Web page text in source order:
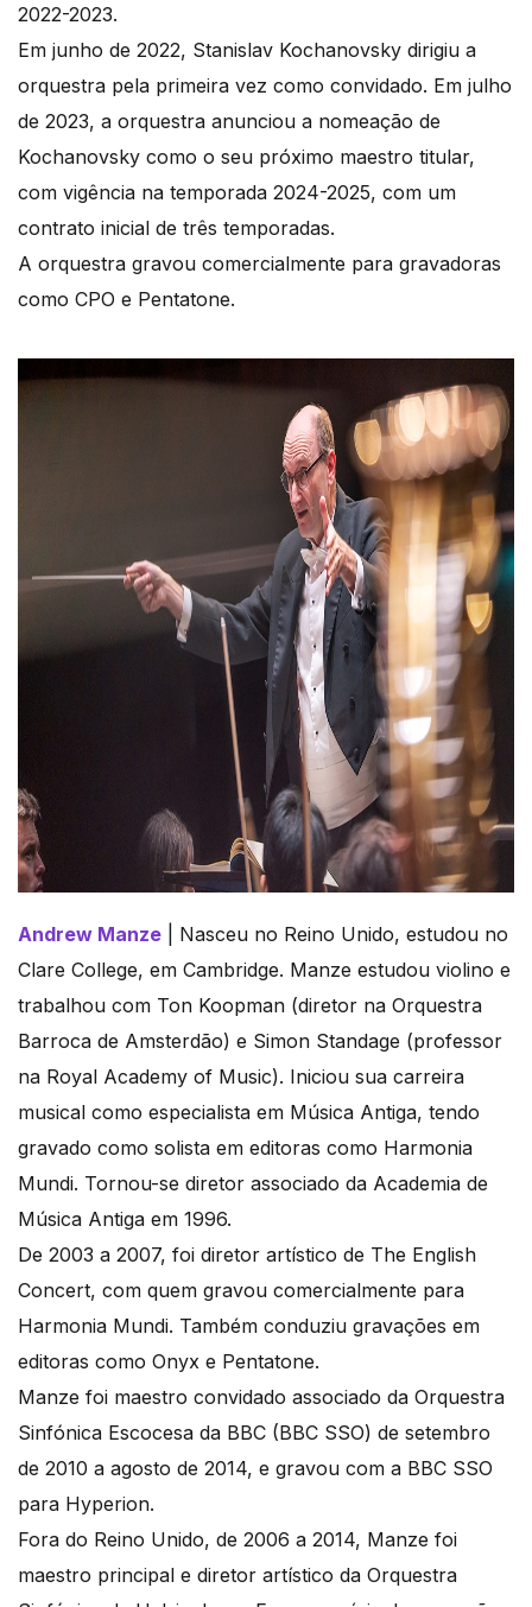
2022-2023.
Em junho de 2022, Stanislav Kochanovsky dirigiu a
orquestra pela primeira vez como convidado. Em julho
de 2023, a orquestra anunciou a nomeação de
Kochanovsky como o seu próximo maestro titular,
com vigência na temporada 2024-2025, com um
contrato inicial de três temporadas.
A orquestra gravou comercialmente para gravadoras
como CPO e Pentatone.
Andrew Manze | Nasceu no Reino Unido, estudou no
Clare College, em Cambridge. Manze estudou violino e
trabalhou com Ton Koopman (diretor na Orquestra
Barroca de Amsterdão) e Simon Standage (professor
na Royal Academy of Music). Iniciou sua carreira
musical como especialista em Música Antiga, tendo
gravado como solista em editoras como Harmonia
Mundi. Tornou-se diretor associado da Academia de
Música Antiga em 1996.
De 2003 a 2007, foi diretor artístico de The English
Concert, com quem gravou comercialmente para
Harmonia Mundi. Também conduziu gravações em
editoras como Onyx e Pentatone.
Manze foi maestro convidado associado da Orquestra
Sinfónica Escocesa da BBC (BBC SSO) de setembro
de 2010 a agosto de 2014, e gravou com a BBC SSO
para Hyperion.
Fora do Reino Unido, de 2006 a 2014, Manze foi
maestro principal e diretor artístico da Orquestra